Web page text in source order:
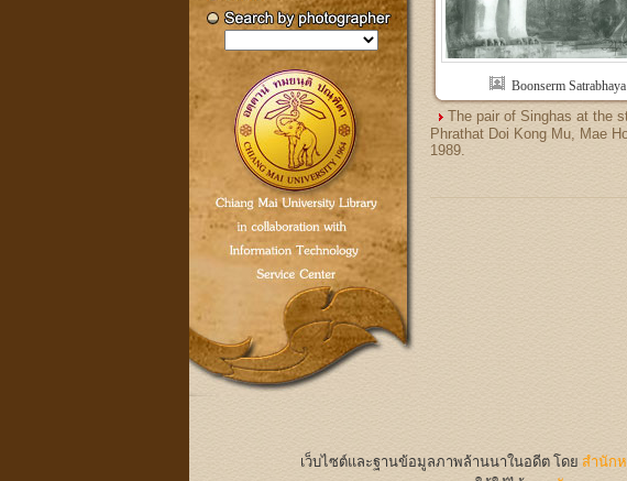
Boonserm Satrabhaya
The pair of Singhas at the
Phrathat Doi Kong Mu, Mae
1989.
เว็บไซต์และฐานข้อมูลภาพล้านนาในอดีต โดย สำนัก